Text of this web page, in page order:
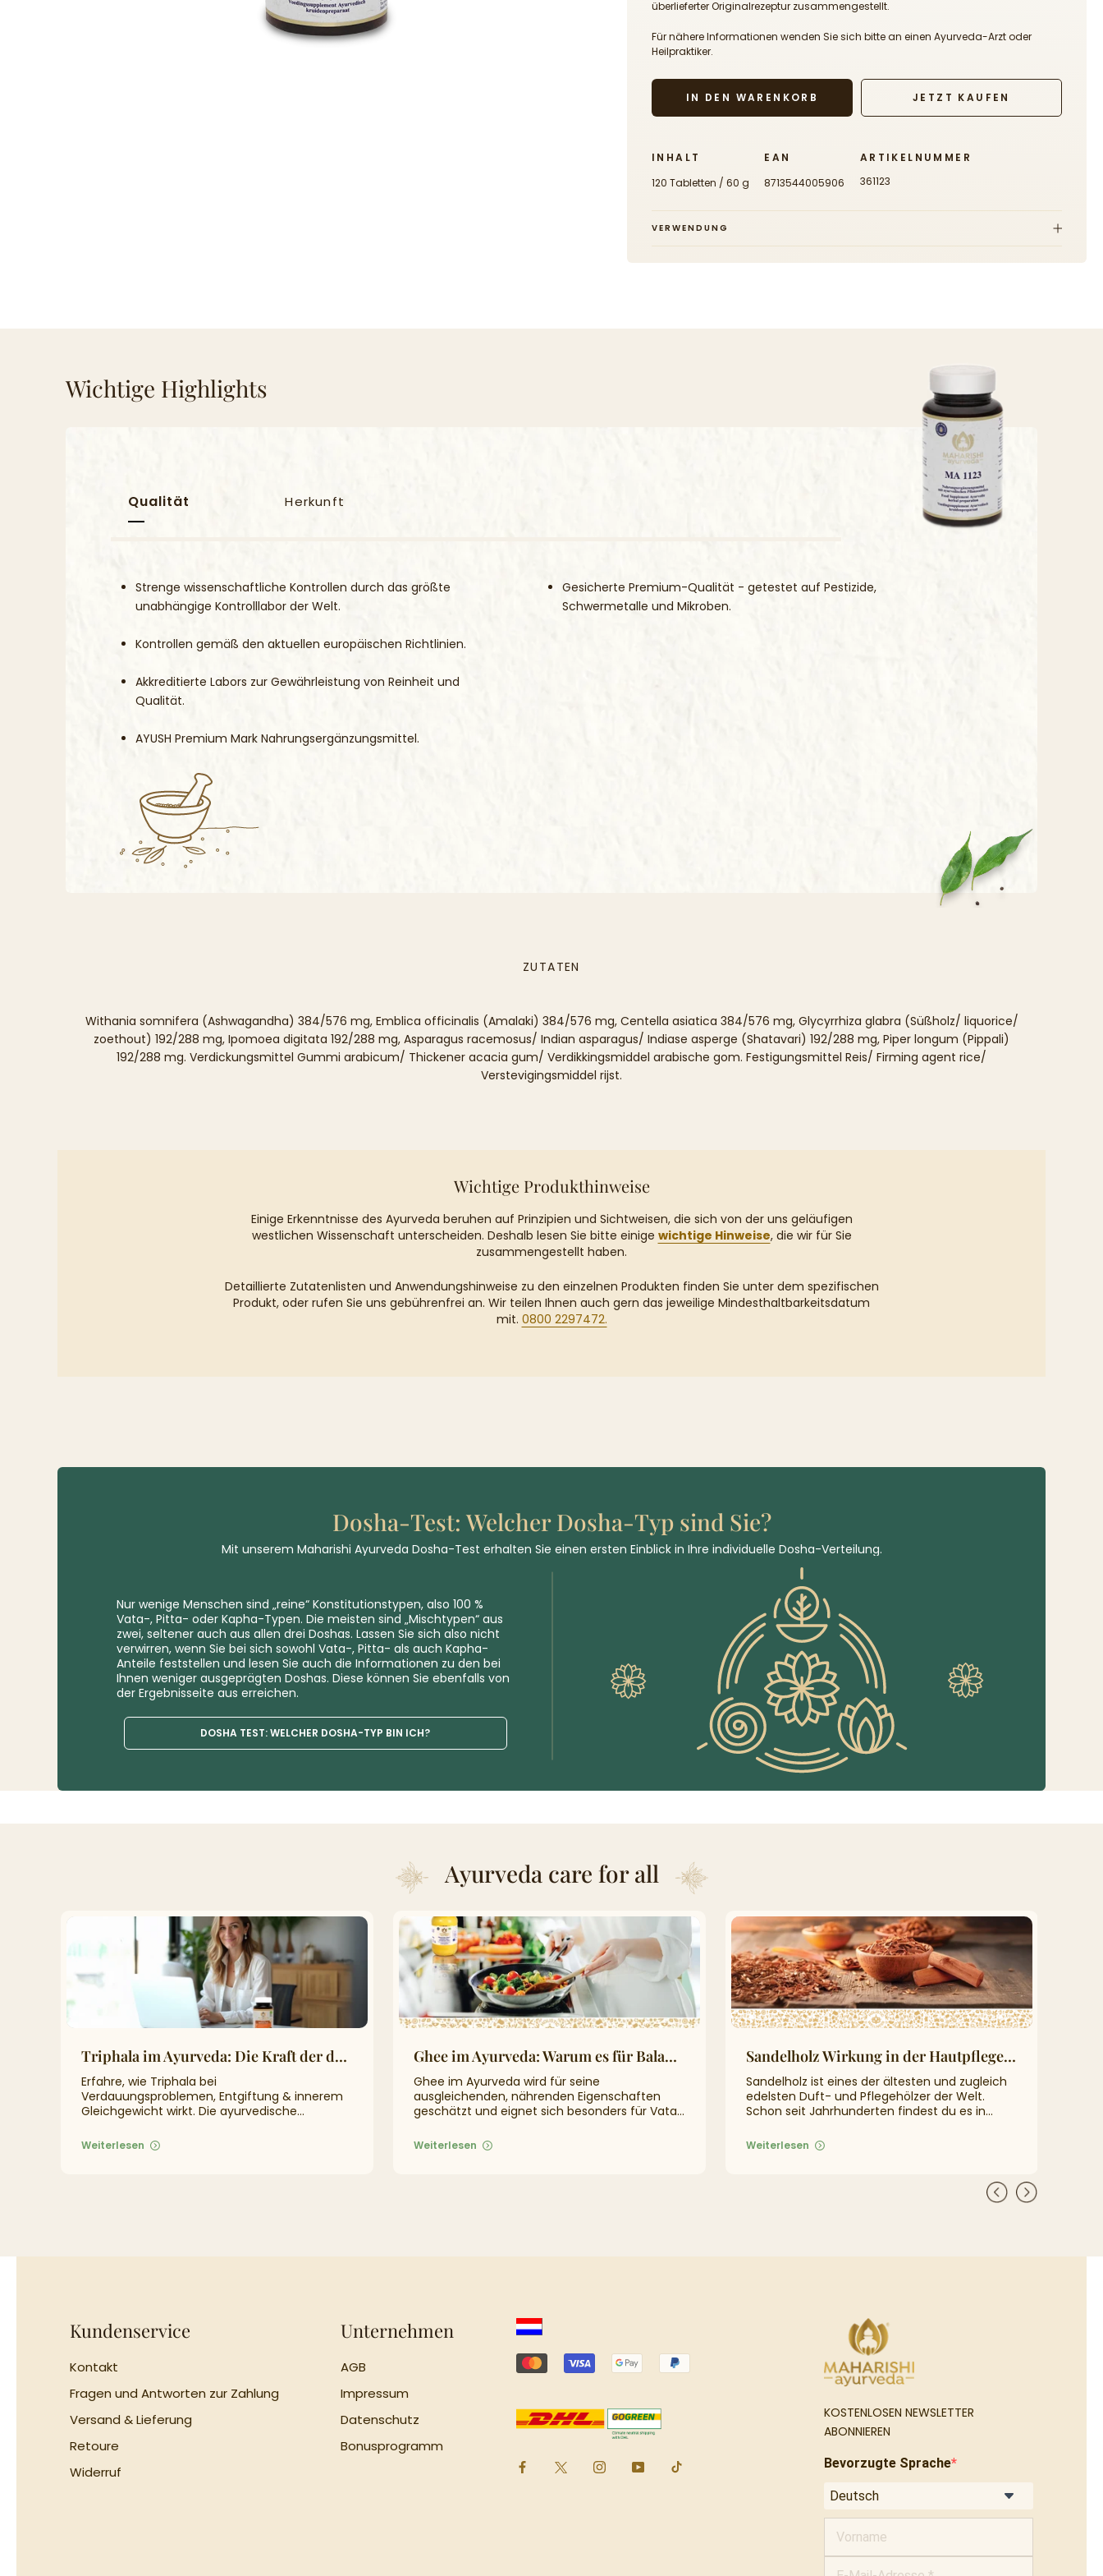
überlieferter Originalrezeptur zusammengestellt.
Für nähere Informationen wenden Sie sich bitte an einen Ayurveda-Arzt oder
Heilpraktiker.
IN DEN WARENKORB JETZT KAUFEN
INHALT
120 Tabletten / 60 g
EAN
8713544005906
ARTIKELNUMMER
361123
VERWENDUNG
Empfohlene Tagesverzehrsmenge nicht überschreiten.
Wichtig: Nahrungsergänzungsmittel sollten nicht als Ersatz für eine ausgewogene
und abwechslungsreiche Ernährung und eine gesunde Lebensweise verwendet
Wichtige Highlights
Qualität Herkunft
Strenge wissenschaftliche Kontrollen durch das größte
unabhängige Kontrolllabor der Welt.
Kontrollen gemäß den aktuellen europäischen Richtlinien.
Akkreditierte Labors zur Gewährleistung von Reinheit und
Qualität.
AYUSH Premium Mark Nahrungsergänzungsmittel.
Gesicherte Premium-Qualität - getestet auf Pestizide,
Schwermetalle und Mikroben.
ZUTATEN
Withania somnifera (Ashwagandha) 384/576 mg, Emblica officinalis (Amalaki) 384/576 mg, Centella asiatica 384/576 mg, Glycyrrhiza glabra (Süßholz/ liquorice/
zoethout) 192/288 mg, Ipomoea digitata 192/288 mg, Asparagus racemosus/ Indian asparagus/ Indiase asperge (Shatavari) 192/288 mg, Piper longum (Pippali)
192/288 mg. Verdickungsmittel Gummi arabicum/ Thickener acacia gum/ Verdikkingsmiddel arabische gom. Festigungsmittel Reis/ Firming agent rice/
Verstevigingsmiddel rijst.
Wichtige Produkthinweise
Einige Erkenntnisse des Ayurveda beruhen auf Prinzipien und Sichtweisen, die sich von der uns geläufigen
westlichen Wissenschaft unterscheiden. Deshalb lesen Sie bitte einige wichtige Hinweise, die wir für Sie
zusammengestellt haben.
Detaillierte Zutatenlisten und Anwendungshinweise zu den einzelnen Produkten finden Sie unter dem spezifischen
Produkt, oder rufen Sie uns gebührenfrei an. Wir teilen Ihnen auch gern das jeweilige Mindesthaltbarkeitsdatum
mit. 0800 2297472.
Dosha-Test: Welcher Dosha-Typ sind Sie?
Mit unserem Maharishi Ayurveda Dosha-Test erhalten Sie einen ersten Einblick in Ihre individuelle Dosha-Verteilung.
Nur wenige Menschen sind „reine“ Konstitutionstypen, also 100 %
Vata-, Pitta- oder Kapha-Typen. Die meisten sind „Mischtypen“ aus
zwei, seltener auch aus allen drei Doshas. Lassen Sie sich also nicht
verwirren, wenn Sie bei sich sowohl Vata-, Pitta- als auch Kapha-
Anteile feststellen und lesen Sie auch die Informationen zu den bei
Ihnen weniger ausgeprägten Doshas. Diese können Sie ebenfalls von
der Ergebnisseite aus erreichen.
DOSHA TEST: WELCHER DOSHA-TYP BIN ICH?
Ayurveda care for all
Triphala im Ayurveda: Die Kraft der drei Früchte für dein inneres Gleichgewicht
Erfahre, wie Triphala bei
Verdauungsproblemen, Entgiftung & innerem
Gleichgewicht wirkt. Die ayurvedische
Geist.
Weiterlesen
Ghee im Ayurveda: Warum es für Balance und Vitalität so geschätzt wird
Ghee im Ayurveda wird für seine
ausgleichenden, nährenden Eigenschaften
geschätzt und eignet sich besonders für Vata-
Weiterlesen
Sandelholz Wirkung in der Hautpflege – Natürlich & Ausgleichend
Sandelholz ist eines der ältesten und zugleich
edelsten Duft- und Pflegehölzer der Welt.
Schon seit Jahrhunderten findest du es in...
Weiterlesen
Kundenservice
Kontakt
Fragen und Antworten zur Zahlung
Versand & Lieferung
Retoure
Widerruf
Unternehmen
AGB
Impressum
Datenschutz
Bonusprogramm
KOSTENLOSEN NEWSLETTER
ABONNIEREN
Bevorzugte Sprache